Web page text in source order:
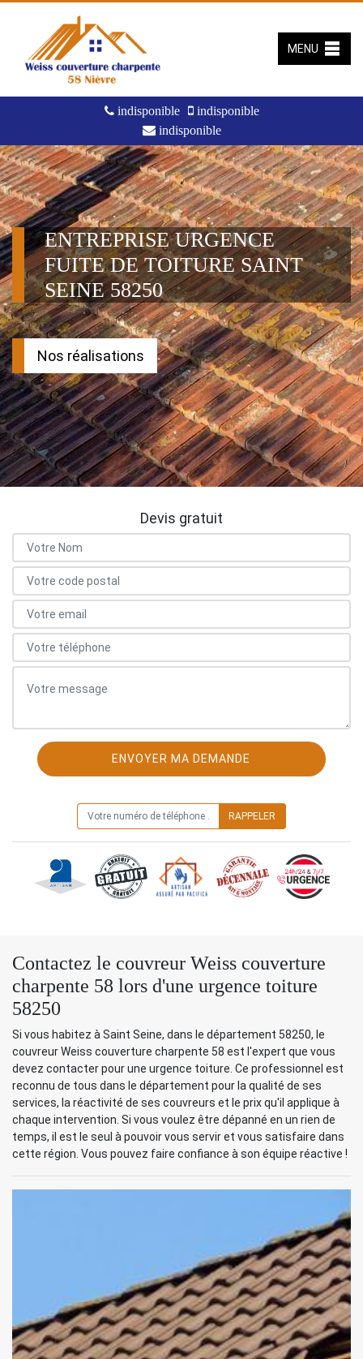
indisponible
indisponible
indisponible
MENU
ENTREPRISE URGENCE
FUITE DE TOITURE SAINT
SEINE 58250
Nos réalisations
Devis gratuit
Contactez le couvreur Weiss couverture
charpente 58 lors d'une urgence toiture
58250
Si vous habitez à Saint Seine, dans le département 58250, le
couvreur Weiss couverture charpente 58 est l'expert que vous
devez contacter pour une urgence toiture. Ce professionnel est
reconnu de tous dans le département pour la qualité de ses
services, la réactivité de ses couvreurs et le prix qu'il applique à
chaque intervention. Si vous voulez être dépanné en un rien de
temps, il est le seul à pouvoir vous servir et vous satisfaire dans
cette région. Vous pouvez faire confiance à son équipe réactive !